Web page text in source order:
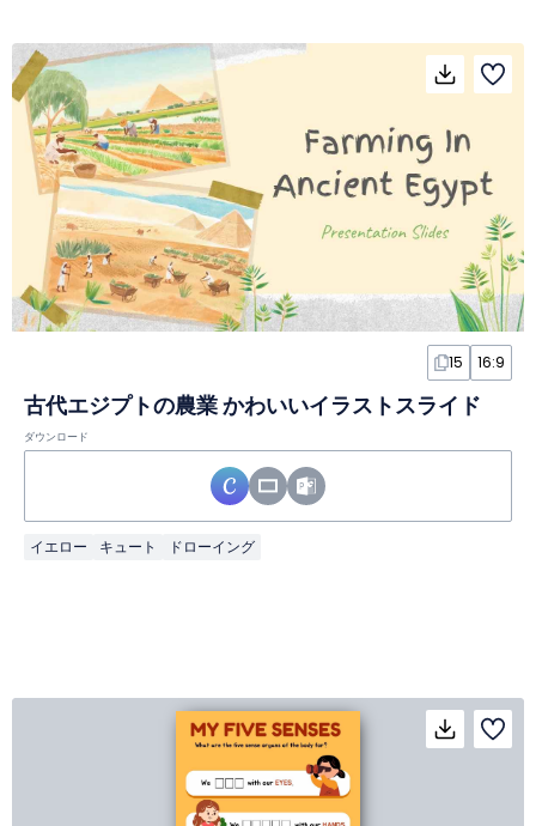
15 16:9
古代エジプトの農業 かわいいイラストスライド
ダウンロード
イエロー キュート ドローイング